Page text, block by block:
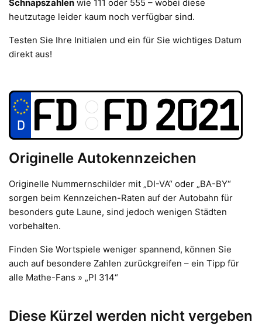
Schnapszahlen wie 111 oder 555 – wobei diese
heutzutage leider kaum noch verfügbar sind.
Testen Sie Ihre Initialen und ein für Sie wichtiges Datum
direkt aus!
Originelle Autokennzeichen
Originelle Nummernschilder mit „DI-VA“ oder „BA-BY“
sorgen beim Kennzeichen-Raten auf der Autobahn für
besonders gute Laune, sind jedoch wenigen Städten
vorbehalten.
Finden Sie Wortspiele weniger spannend, können Sie
auch auf besondere Zahlen zurückgreifen – ein Tipp für
alle Mathe-Fans » „PI 314“
Diese Kürzel werden nicht vergeben